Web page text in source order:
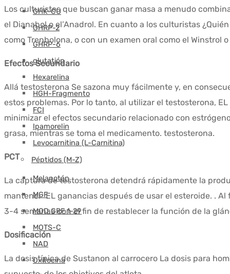
GHK-CU
GHRP-2
GHRP-6
glutatión
Hexarelina
HGH-Fragmento
FCI
Ipamorelin
Levocarnitina (L-Carnitina)
Péptidos (M-Z)
Melanotán
MGF
MOD GRF 1-29
MOTS-C
NAD
Oxitocina
Los culturistas que buscan ganar masa a menudo
el Dianabolo el’Anadrol. En cuanto a los culturistas
como Trenbolona, o con un examen oral como el Winstrol o
EfectosSecundario
Allá testosterona Se sazona muy fácilmente y, en
estos problemas. Por lo tanto, al utilizar el testosterona, EL
minimizar el efectos secundario relacionado con
grasa, mientras se toma el medicamento. testosterona.
PCT
La captura detestosterona detendrá rápidamente la
mantenerEL ganancias después de usar el esteroide. . Al
3-4 semanascon el fin de restablecer la función de la
Dosificación
La dosis típica de Sustanon al carrocero La dosis para